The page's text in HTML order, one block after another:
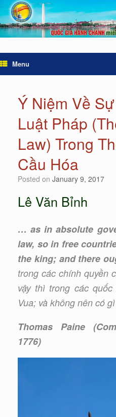
Menu
Ý Niệm Về
Luật Pháp
Law) Trong
Cầu Hóa
Posted on January 9, 2017
Lê Văn Bỉnh
… as in absolute
law, so in free
the king; and there
trong các chính quyền
vậy thì trong các
Vua; và không nên có
Thomas Paine
1776)